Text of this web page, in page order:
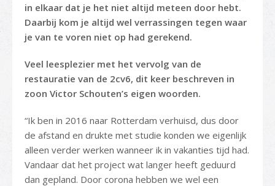
in elkaar dat je het niet altijd meteen door hebt.
Daarbij kom je altijd wel verrassingen tegen waar
je van te voren niet op had gerekend.
Veel leesplezier met het vervolg van de
restauratie van de 2cv6, dit keer beschreven in
zoon Victor Schouten’s eigen woorden.
“Ik ben in 2016 naar Rotterdam verhuisd, dus door
de afstand en drukte met studie konden we eigenlijk
alleen verder werken wanneer ik in vakanties tijd had.
Vandaar dat het project wat langer heeft geduurd
dan gepland. Door corona hebben we wel een